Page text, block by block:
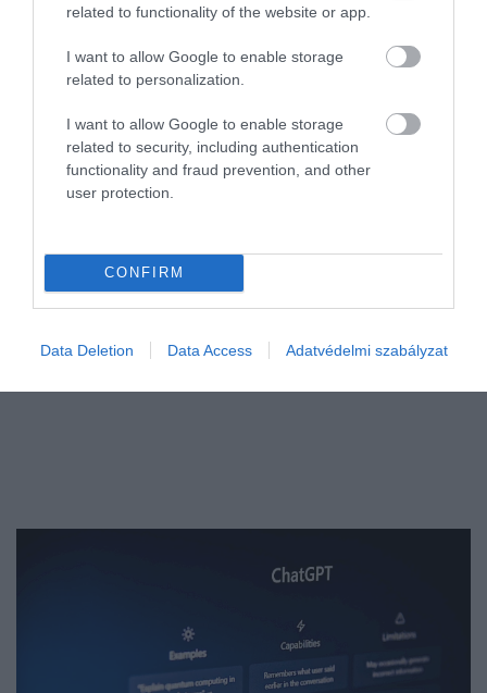
related to functionality of the website or app.
I want to allow Google to enable storage
related to personalization.
I want to allow Google to enable storage
related to security, including authentication
functionality and fraud prevention, and other
user protection.
CONFIRM
Data Deletion Data Access Adatvédelmi szabályzat
Sokkoló, hogy mennyi vezető kérdezi az AI-t
kirúgás előtt
Döbbenetes adatok láttak napvilágot: a vezetők 59%-a használ
már mesterséges intelligenciát annak eldöntésére, kitől váljanak
meg egy leépítés során. Ugyanakkor 91%-uk állítja, hogy
felülbírálná a…